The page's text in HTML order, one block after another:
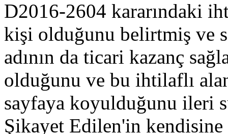
D2016‐2604 kararındaki
kişi olduğunu belirtmiş ve
adının da ticari kazanç
olduğunu ve bu ihtilaflı
sayfaya koyulduğunu ileri
Şikayet Edilen'in kendisine